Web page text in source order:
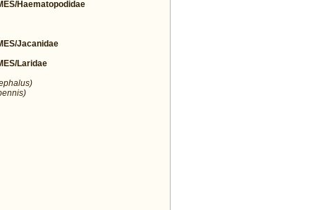
Haematopodidae
Jacanidae
Laridae